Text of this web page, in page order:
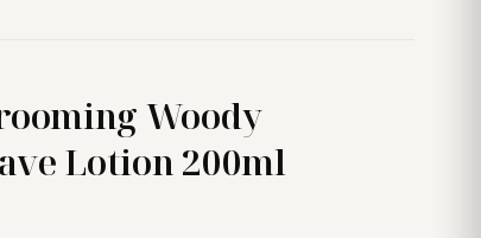
Woody
Lotion 200ml